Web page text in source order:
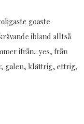
goaste
ibland alltså
ifrån.. yes, från
galen, klättrig, ettrig,